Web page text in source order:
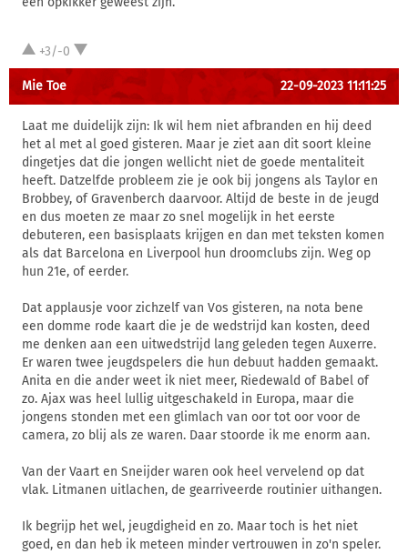
+3/-0
Mie Toe 22-09-2023 11:11:25
Laat me duidelijk zijn: Ik wil hem niet afbranden en hij deed
het al met al goed gisteren. Maar je ziet aan dit soort kleine
dingetjes dat die jongen wellicht niet de goede mentaliteit
heeft. Datzelfde probleem zie je ook bij jongens als Taylor en
Brobbey, of Gravenberch daarvoor. Altijd de beste in de jeugd
en dus moeten ze maar zo snel mogelijk in het eerste
debuteren, een basisplaats krijgen en dan met teksten komen
als dat Barcelona en Liverpool hun droomclubs zijn. Weg op
hun 21e, of eerder.
Dat applausje voor zichzelf van Vos gisteren, na nota bene
een domme rode kaart die je de wedstrijd kan kosten, deed
me denken aan een uitwedstrijd lang geleden tegen Auxerre.
Er waren twee jeugdspelers die hun debuut hadden gemaakt.
Anita en die ander weet ik niet meer, Riedewald of Babel of
zo. Ajax was heel lullig uitgeschakeld in Europa, maar die
jongens stonden met een glimlach van oor tot oor voor de
camera, zo blij als ze waren. Daar stoorde ik me enorm aan.
Van der Vaart en Sneijder waren ook heel vervelend op dat
vlak. Litmanen uitlachen, de gearriveerde routinier uithangen.
Ik begrijp het wel, jeugdigheid en zo. Maar toch is het niet
goed, en dan heb ik meteen minder vertrouwen in zo'n speler.